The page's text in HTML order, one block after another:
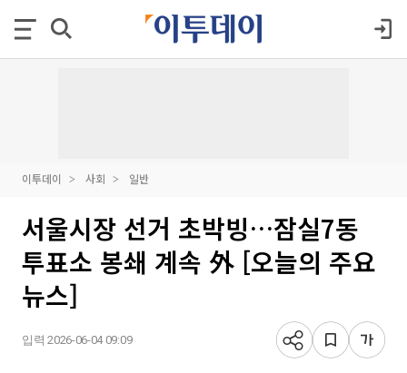
이투데이 사회 일반
서울시장 선거 초박빙…잠실7동
투표소 봉쇄 계속 外 [오늘의 주요
뉴스]
입력 2026-06-04 09:09